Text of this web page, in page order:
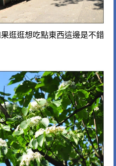
逛逛想吃點東西這邊是不錯